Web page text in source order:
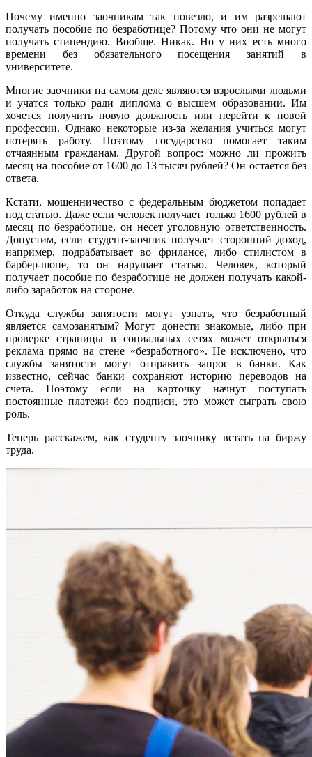
Почему именно заочникам так повезло, и им разрешают
получать пособие по безработице? Потому что они не могут
получать стипендию. Вообще. Никак. Но у них есть много
времени без обязательного посещения занятий в
университете.
Многие заочники на самом деле являются взрослыми людьми
и учатся только ради диплома о высшем образовании. Им
хочется получить новую должность или перейти к новой
профессии. Однако некоторые из-за желания учиться могут
потерять работу. Поэтому государство помогает таким
отчаянным гражданам. Другой вопрос: можно ли прожить
месяц на пособие от 1600 до 13 тысяч рублей? Он остается без
ответа.
Кстати, мошенничество с федеральным бюджетом попадает
под статью. Даже если человек получает только 1600 рублей в
месяц по безработице, он несет уголовную ответственность.
Допустим, если студент-заочник получает сторонний доход,
например, подрабатывает во фрилансе, либо стилистом в
барбер-шопе, то он нарушает статью. Человек, который
получает пособие по безработице не должен получать какой-
либо заработок на стороне.
Откуда службы занятости могут узнать, что безработный
является самозанятым? Могут донести знакомые, либо при
проверке страницы в социальных сетях может открыться
реклама прямо на стене «безработного». Не исключено, что
службы занятости могут отправить запрос в банки. Как
известно, сейчас банки сохраняют историю переводов на
счета. Поэтому если на карточку начнут поступать
постоянные платежи без подписи, это может сыграть свою
роль.
Теперь расскажем, как студенту заочнику встать на биржу
труда.